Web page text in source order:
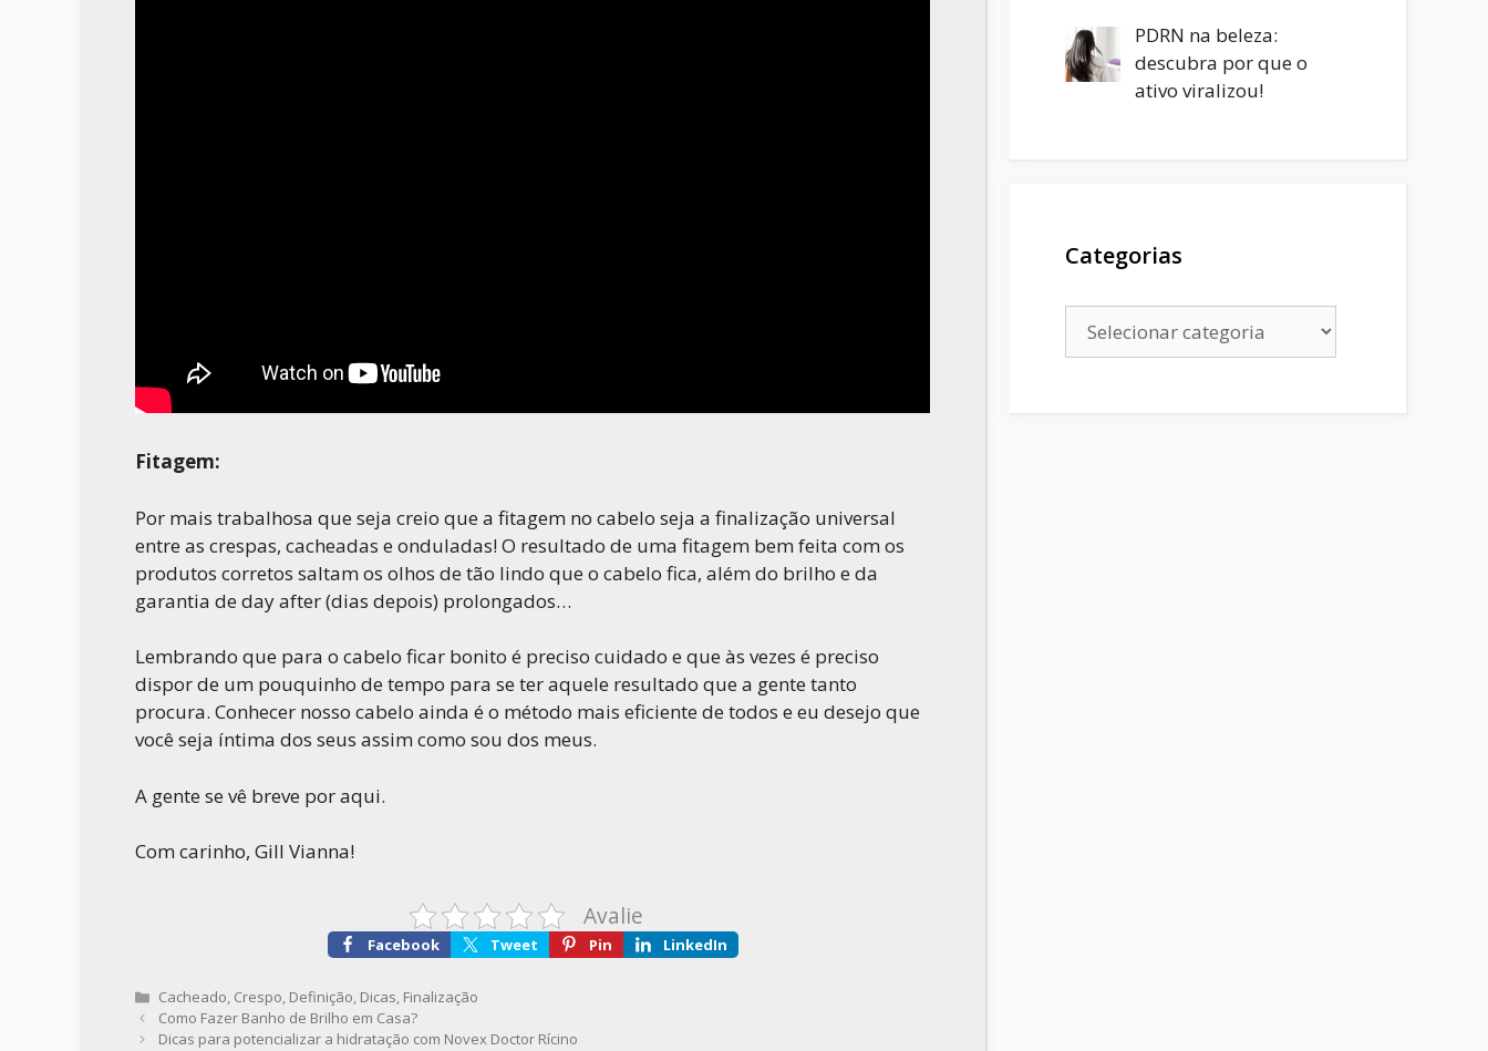
Fitagem:
Por mais trabalhosa que seja creio que a fitagem no cabelo seja a finalização universal
entre as crespas, cacheadas e onduladas! O resultado de uma fitagem bem feita com os
produtos corretos saltam os olhos de tão lindo que o cabelo fica, além do brilho e da
garantia de day after (dias depois) prolongados…
Lembrando que para o cabelo ficar bonito é preciso cuidado e que às vezes é preciso
dispor de um pouquinho de tempo para se ter aquele resultado que a gente tanto
procura. Conhecer nosso cabelo ainda é o método mais eficiente de todos e eu desejo que
você seja íntima dos seus assim como sou dos meus.
A gente se vê breve por aqui.
Com carinho, Gill Vianna!
Avalie
Facebook Tweet Pin LinkedIn
Categorias
Cacheado, Crespo, Definição, Dicas, Finalização
Como Fazer Banho de Brilho em Casa?
Dicas para potencializar a hidratação com Novex Doctor Rícino
PDRN na beleza:
descubra por que o
ativo viralizou!
Categorias